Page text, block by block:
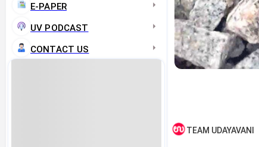
E-PAPER
UV PODCAST
CONTACT US
TEAM UDAYAVANI